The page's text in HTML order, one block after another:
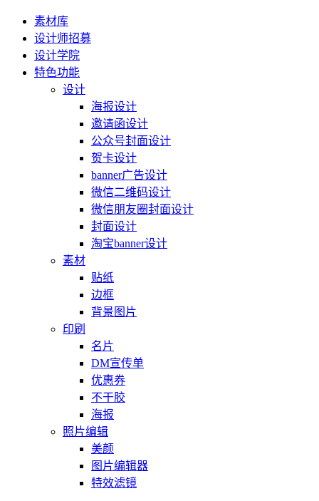
素材库
设计师招募
设计学院
特色功能
设计
海报设计
邀请函设计
公众号封面设计
贺卡设计
banner广告设计
微信二维码设计
微信朋友圈封面设计
封面设计
淘宝banner设计
素材
贴纸
边框
背景图片
印刷
名片
DM宣传单
优惠券
不干胶
海报
照片编辑
美颜
图片编辑器
特效滤镜